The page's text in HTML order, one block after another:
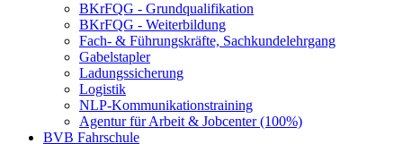
BKrFQG - Grundqualifikation
BKrFQG - Weiterbildung
Fach- & Führungskräfte, Sachkundelehrgang
Gabelstapler
Ladungssicherung
Logistik
NLP-Kommunikationstraining
Agentur für Arbeit & Jobcenter (100%)
BVB Fahrschule